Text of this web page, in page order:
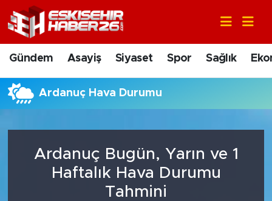
Gündem Asayiş Siyaset Spor Sağlık
Ardanuç Hava Durumu
Ardanuç Bugün, Yarın ve 1
Haftalık Hava Durumu
Tahmini
Gündem
Asayiş
Siyaset
Sağlık
Nöbetçi Eczaneler
Hava Durumu
Trafik Durumu
Tüm Manşetler